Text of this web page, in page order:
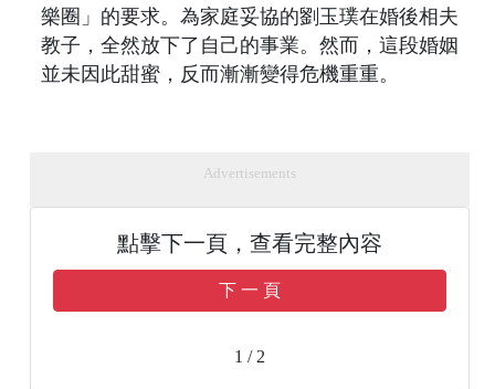
樂圈」的要求。為家庭妥協的劉玉璞在婚後相夫
教子，全然放下了自己的事業。然而，這段婚姻
並未因此甜蜜，反而漸漸變得危機重重。
Advertisements
點擊下一頁，查看完整內容
下 一 頁
1 / 2